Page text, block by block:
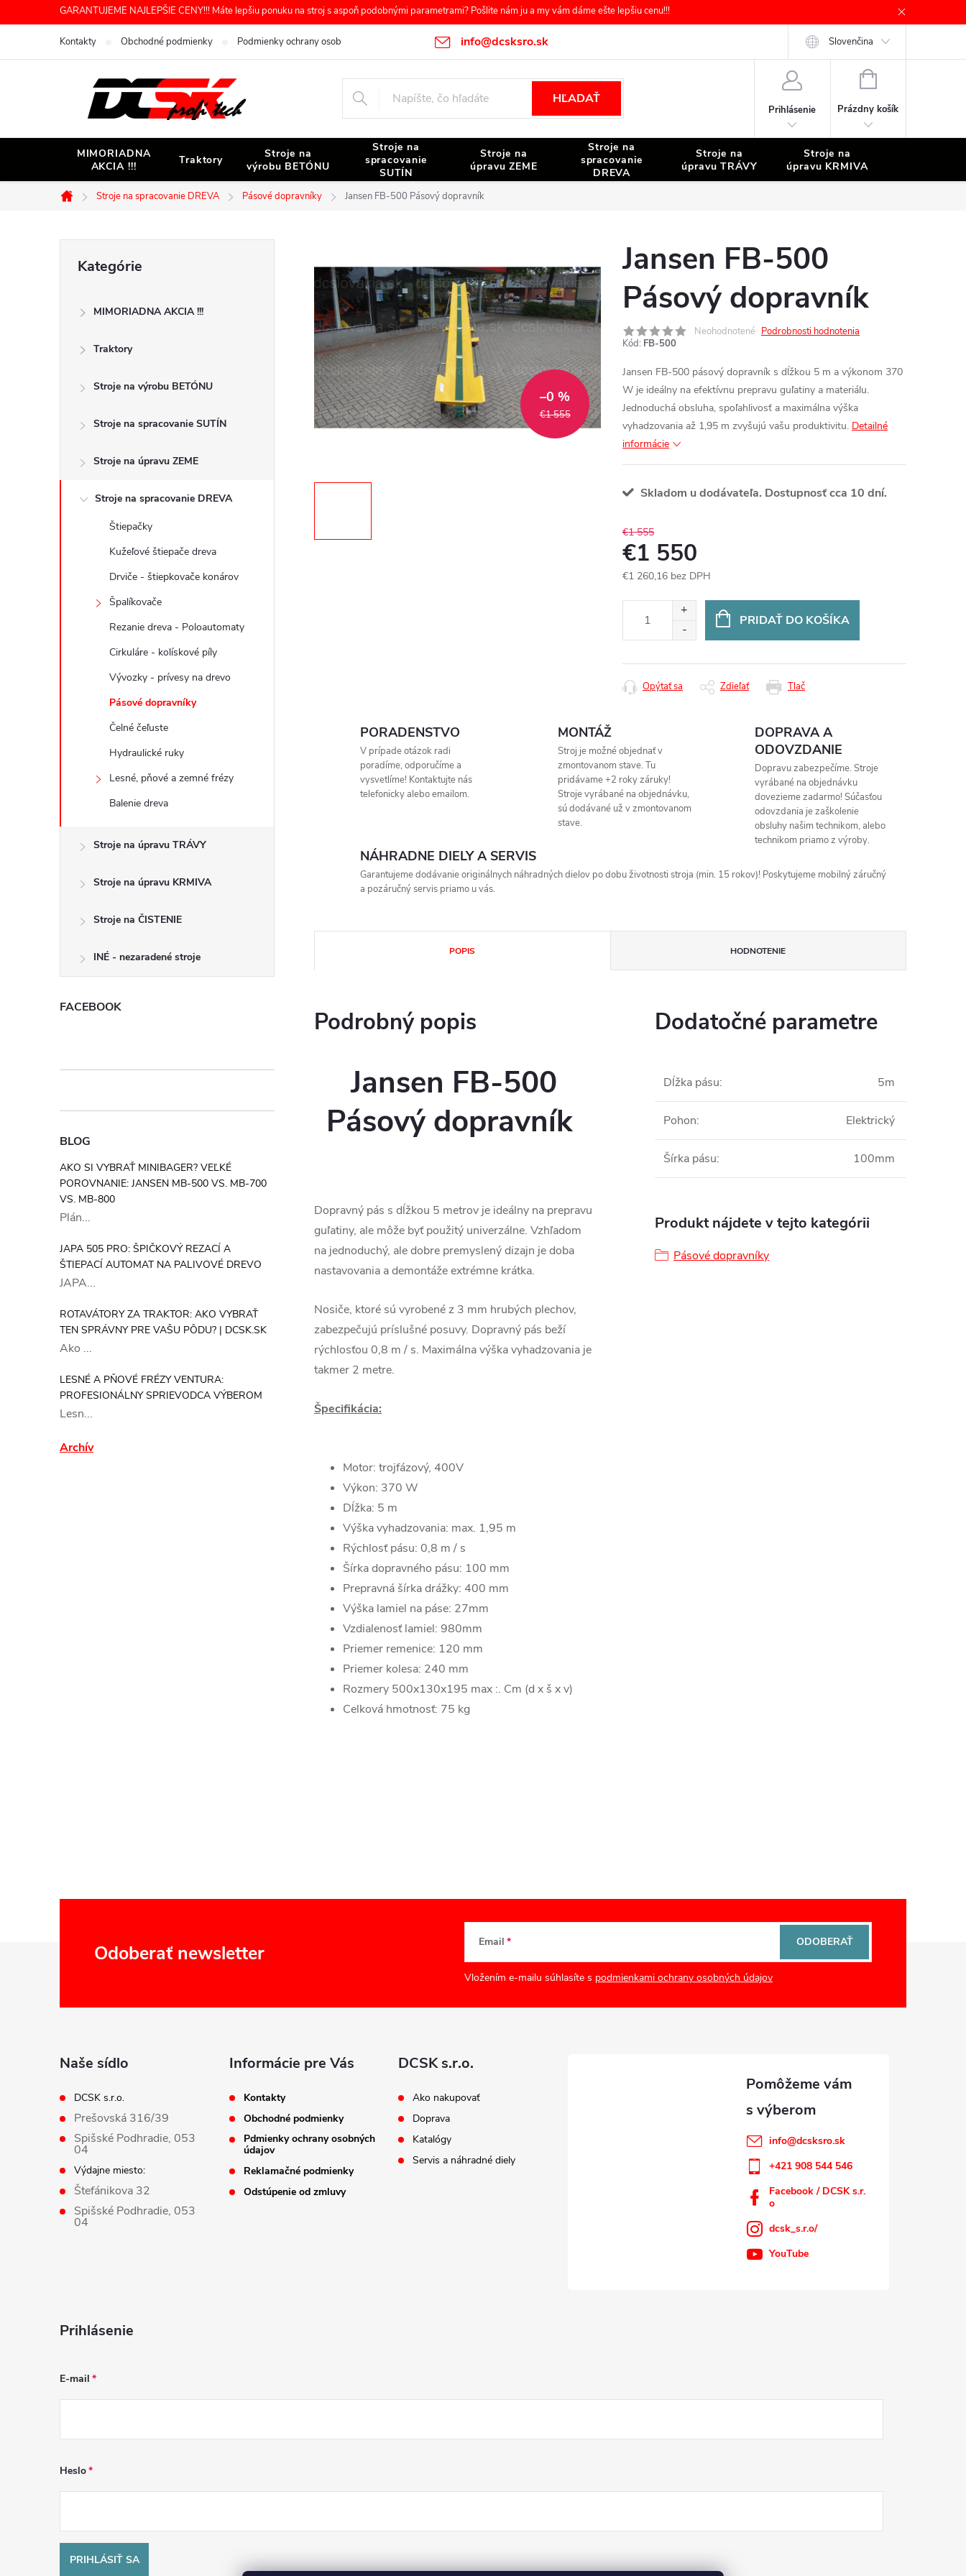
na
GARANTUJEME NAJLEPŠIE CENY!!! Máte lepšiu ponuku na stroj s aspoň podobnými parametrami? Pošlite nám ju a my vám dáme ešte lepšiu cenu!!!
info@dcsksro.sk
Kontakty Obchodné podmienky Podmienky ochrany osobných údajov Reklamačné podmienky Odstúpenie od zmluvy Slovenčina
HĽADAŤ
Prihlásenie
NÁKUPNÝ
Prázdny košík
MIMORIADNA
AKCIA !!!
Traktory
Stroje na
výrobu BETÓNU
Stroje na
spracovanie
SUTÍN
Stroje na
úpravu ZEME
Stroje na
spracovanie
DREVA
Stroje na
úpravu TRÁVY
Stroje na
úpravu KRMIVA
Domov
Stroje na spracovanie DREVA Pásové dopravníky Jansen FB-500 Pásový dopravník
a
kategórie
Kategórie
MIMORIADNA AKCIA !!!
Traktory
Stroje na výrobu BETÓNU
Stroje na spracovanie SUTÍN
Stroje na úpravu ZEME
Stroje na spracovanie DREVA
Štiepačky
Kužeľové štiepače dreva
Drviče - štiepkovače konárov
Špalíkovače
Rezanie dreva - Poloautomaty
Cirkuláre - kolískové píly
Vývozky - prívesy na drevo
Pásové dopravníky
Čelné čeľuste
Hydraulické ruky
Lesné, pňové a zemné frézy
Balenie dreva
Stroje na úpravu TRÁVY
Stroje na úpravu KRMIVA
Stroje na ČISTENIE
INÉ - nezaradené stroje
FACEBOOK
BLOG
AKO SI VYBRAŤ MINIBAGER? VEĽKÉ
POROVNANIE: JANSEN MB-500 VS. MB-700
VS. MB-800
Plán...
JAPA 505 PRO: ŠPIČKOVÝ REZACÍ A
ŠTIEPACÍ AUTOMAT NA PALIVOVÉ DREVO
JAPA...
ROTAVÁTORY ZA TRAKTOR: AKO VYBRAŤ
TEN SPRÁVNY PRE VAŠU PÔDU? | DCSK.SK
Ako ...
LESNÉ A PŇOVÉ FRÉZY VENTURA:
PROFESIONÁLNY SPRIEVODCA VÝBEROM
Lesn...
Archív
€1 555
–0 %
Jansen FB-500
Pásový dopravník
Neohodnotené Podrobnosti hodnotenia
Kód: FB-500
Jansen FB-500 pásový dopravník s dĺžkou 5 m a výkonom 370
W je ideálny na efektívnu prepravu guľatiny a materiálu.
Jednoduchá obsluha, spoľahlivosť a maximálna výška
vyhadzovania až 1,95 m zvyšujú vašu produktivitu. Detailné
informácie
Skladom u dodávateľa. Dostupnosť cca 10 dní.
€1 555
€1 550
€1 260,16 bez DPH
PRIDAŤ DO KOŠÍKA
Tlač
Opýtať sa Zdieľať
PORADENSTVO
V prípade otázok radi
poradíme, odporučíme a
vysvetlíme! Kontaktujte nás
telefonicky alebo emailom.
MONTÁŽ
Stroj je možné objednať v
zmontovanom stave. Tu
pridávame +2 roky záruky!
Stroje vyrábané na objednávku,
sú dodávané už v zmontovanom
stave.
DOPRAVA A
ODOVZDANIE
Dopravu zabezpečíme. Stroje
vyrábané na objednávku
dovezieme zadarmo! Súčasťou
odovzdania je zaškolenie
obsluhy našim technikom, alebo
technikom priamo z výroby.
NÁHRADNE DIELY A SERVIS
Garantujeme dodávanie originálnych náhradných dielov po dobu životnosti stroja (min. 15 rokov)! Poskytujeme mobilný záručný
a pozáručný servis priamo u vás.
POPIS HODNOTENIE
Podrobný popis
Jansen FB-500
Pásový dopravník
Dopravný pás s dĺžkou 5 metrov je ideálny na prepravu
guľatiny, ale môže byť použitý univerzálne. Vzhľadom
na jednoduchý, ale dobre premyslený dizajn je doba
nastavovania a demontáže extrémne krátka.
Nosiče, ktoré sú vyrobené z 3 mm hrubých plechov,
zabezpečujú príslušné posuvy. Dopravný pás beží
rýchlosťou 0,8 m / s. Maximálna výška vyhadzovania je
takmer 2 metre.
Špecifikácia:
Motor: trojfázový, 400V
Výkon: 370 W
Dĺžka: 5 m
Výška vyhadzovania: max. 1,95 m
Rýchlosť pásu: 0,8 m / s
Šírka dopravného pásu: 100 mm
Prepravná šírka drážky: 400 mm
Výška lamiel na páse: 27mm
Vzdialenosť lamiel: 980mm
Priemer remenice: 120 mm
Priemer kolesa: 240 mm
Rozmery 500x130x195 max :. Cm (d x š x v)
Celková hmotnosť: 75 kg
Dodatočné parametre
Dĺžka pásu: 5m
Pohon: Elektrický
Šírka pásu: 100mm
Produkt nájdete v tejto kategórii
Pásové dopravníky
Odoberať newsletter Email
Vložením e-mailu súhlasíte s podmienkami ochrany osobných údajov
ODOBERAŤ
Naše sídlo
DCSK s.r.o.
Prešovská 316/39
Spišské Podhradie, 053
04
Výdajne miesto:
Štefánikova 32
Spišské Podhradie, 053
04
Informácie pre Vás
Kontakty
Obchodné podmienky
Pdmienky ochrany osobných
údajov
Reklamačné podmienky
Odstúpenie od zmluvy
DCSK s.r.o.
Ako nakupovať
Doprava
Katalógy
Servis a náhradné diely
info@dcsksro.sk
+421 908 544 546
Facebook / DCSK s.r.
o
dcsk_s.r.o/
YouTube
Prihlásenie
E-mail
Heslo
PRIHLÁSIŤ SA